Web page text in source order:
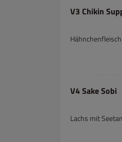
V3 Chikin
V4 Sake Sobi
Lachs mit